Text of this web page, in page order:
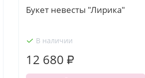
Букет невесты "Лирика"
В наличии
12 680 ₽